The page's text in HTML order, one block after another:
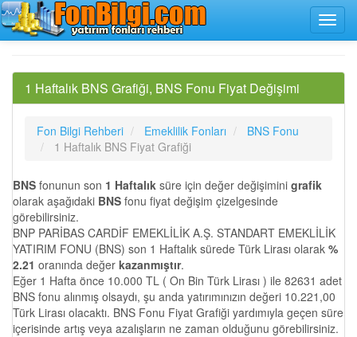
1 Haftalık BNS Grafiği, BNS Fonu Fiyat Değişimi
Fon Bilgi Rehberi Emeklilik Fonları
BNS Fonu
1 Haftalık BNS Fiyat Grafiği
BNS fonunun son 1 Haftalık süre için değer değişimini grafik
olarak aşağıdaki BNS fonu fiyat değişim çizelgesinde
görebilirsiniz.
BNP PARİBAS CARDİF EMEKLİLİK A.Ş. STANDART EMEKLİLİK
YATIRIM FONU (BNS) son 1 Haftalık sürede Türk Lirası olarak %
2.21 oranında değer kazanmıştır.
Eğer 1 Hafta önce 10.000 TL ( On Bin Türk Lirası ) ile 82631 adet
BNS fonu alınmış olsaydı, şu anda yatırımınızın değeri 10.221,00
Türk Lirası olacaktı. BNS Fonu Fiyat Grafiği yardımıyla geçen süre
içerisinde artış veya azalışların ne zaman olduğunu görebilirsiniz.